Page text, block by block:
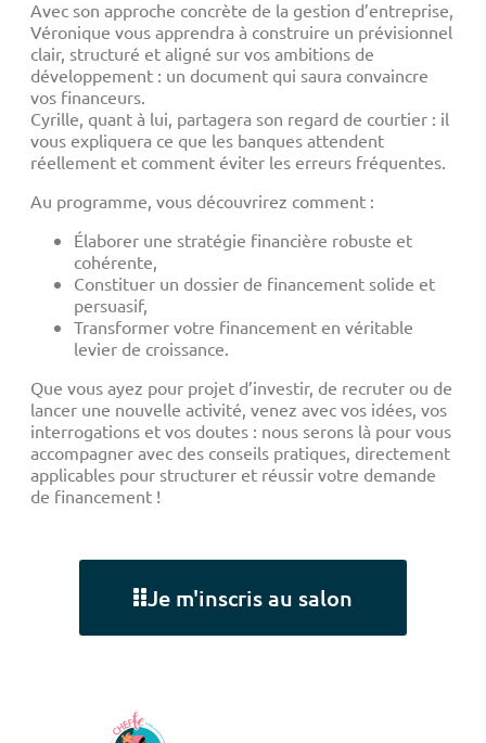
Avec son approche concrète de la gestion d’entreprise,
Véronique vous apprendra à construire un prévisionnel
clair, structuré et aligné sur vos ambitions de
développement : un document qui saura convaincre
vos financeurs.
Cyrille, quant à lui, partagera son regard de courtier : il
vous expliquera ce que les banques attendent
réellement et comment éviter les erreurs fréquentes.
Au programme, vous découvrirez comment :
Élaborer une stratégie financière robuste et
cohérente,
Constituer un dossier de financement solide et
persuasif,
Transformer votre financement en véritable
levier de croissance.
Que vous ayez pour projet d’investir, de recruter ou de
lancer une nouvelle activité, venez avec vos idées, vos
interrogations et vos doutes : nous serons là pour vous
accompagner avec des conseils pratiques, directement
applicables pour structurer et réussir votre demande
de financement !
Je m'inscris au salon